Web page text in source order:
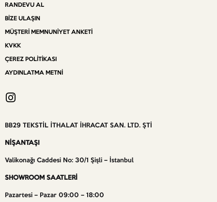
RANDEVU AL
BIZE ULAŞIN
MÜŞTERI MEMNUNIYET ANKETI
KVKK
ÇEREZ POLITIKASI
AYDINLATMA METNI
BB29 TEKSTİL İTHALAT İHRACAT SAN. LTD. ŞTİ
NİŞANTAŞI
Valikonağı Caddesi No: 30/1 Şişli – İstanbul
SHOWROOM SAATLERİ
Pazartesi – Pazar 09:00 – 18:00